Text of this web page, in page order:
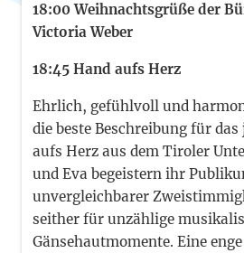
18:00 Weihnachtsgrüße der
Victoria Weber
18:45 Hand aufs Herz
Ehrlich, gefühlvoll und
die beste Beschreibung für
aufs Herz aus dem Tiroler
und Eva begeistern ihr
unvergleichbarer
seither für unzählige
Gänsehautmomente. Eine